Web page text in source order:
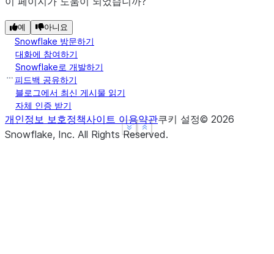
Show less
See more
Show less
See more
예 아니요
Snowflake 방문하기
대화에 참여하기
Snowflake로 개발하기
피드백 공유하기
블로그에서 최신 게시물 읽기
자체 인증 받기
개인정보 보호정책사이트 이용약관쿠키 설정© 2026
Snowflake, Inc. All Rights Reserved.